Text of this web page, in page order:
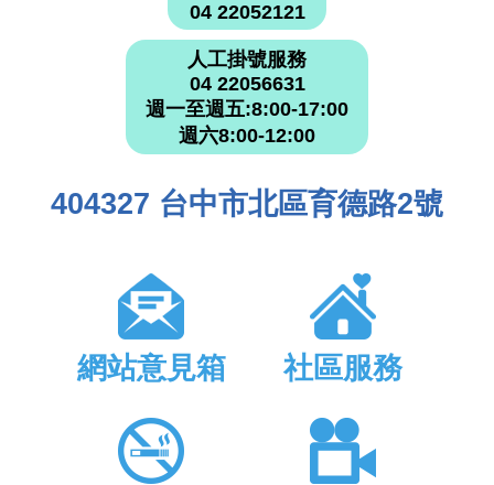
04 22052121
人工掛號服務
04 22056631
週一至週五:8:00-17:00
週六8:00-12:00
404327 台中市北區育德路2號
網站意見箱 社區服務